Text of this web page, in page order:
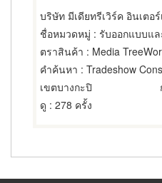
บริษัท มีเดียทรีเวิร์ค อินเตอ
ชื่อหมวดหมู่ : รับออกแบบและจัดแสดงนิทรรศการ,นิทร
ตราสินค้า : Media
คำค้นหา : Tradeshow
เขตบางกะปิ
ดู : 278 ครั้ง